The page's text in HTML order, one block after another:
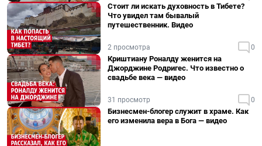
Стоит ли искать духовность в Тибете?
Что увидел там бывалый
путешественник. Видео
2 просмотра 0
Криштиану Роналду женится на
Джорджине Родригес. Что известно о
свадьбе века — видео
31 просмотр 0
Бизнесмен-блогер служит в храме. Как
его изменила вера в Бога — видео